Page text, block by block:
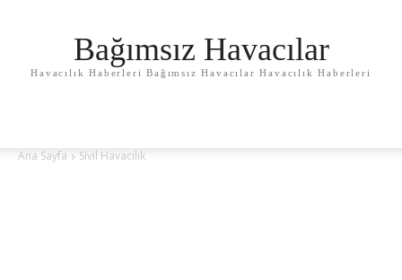
Bağımsız Havacılar
Havacılık Haberleri Bağımsız Havacılar Havacılık Haberleri
Ana Sayfa Sivil Havacılık